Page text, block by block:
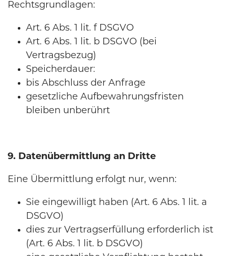
Rechtsgrundlagen:
Art. 6 Abs. 1 lit. f DSGVO
Art. 6 Abs. 1 lit. b DSGVO (bei
Vertragsbezug)
Speicherdauer:
bis Abschluss der Anfrage
gesetzliche Aufbewahrungsfristen
bleiben unberührt
9. Datenübermittlung an Dritte
Eine Übermittlung erfolgt nur, wenn:
Sie eingewilligt haben (Art. 6 Abs. 1 lit. a
DSGVO)
dies zur Vertragserfüllung erforderlich ist
(Art. 6 Abs. 1 lit. b DSGVO)